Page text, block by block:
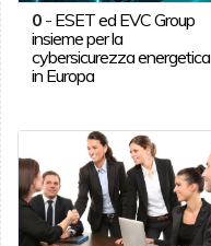
0- ESET ed EVC Group
insieme per la
cybersicurezza energetica
in Europa